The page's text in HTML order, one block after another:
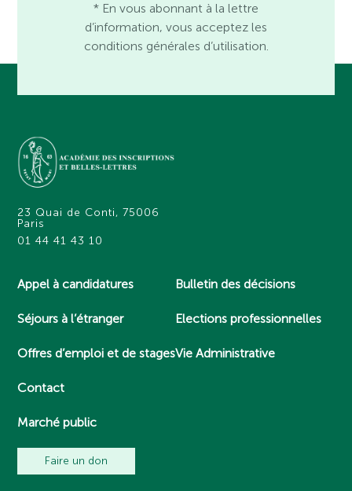
* En vous abonnant à la lettre
d’information, vous acceptez les
conditions générales d’utilisation.
23 Quai de Conti, 75006
Paris
01 44 41 43 10
Appel à candidatures
Séjours à l’étranger
Offres d’emploi et de stages
Contact
Marché public
Bulletin des décisions
Elections professionnelles
Vie Administrative
Faire un don